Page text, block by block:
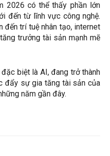
2026 có thể thấy phần lớn
đến từ lĩnh vực công nghệ.
đến trí tuệ nhân tạo, internet
trưởng tài sản mạnh mẽ
biệt là AI, đang trở thành
đẩy sự gia tăng tài sản của
năm gần đây.